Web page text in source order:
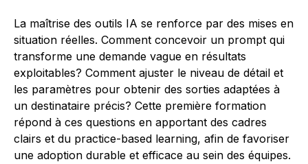
La maîtrise des outils IA se renforce par des mises en
situation réelles. Comment concevoir un prompt qui
transforme une demande vague en résultats
exploitables? Comment ajuster le niveau de détail et
les paramètres pour obtenir des sorties adaptées à
un destinataire précis? Cette première formation
répond à ces questions en apportant des cadres
clairs et du practice-based learning, afin de favoriser
une adoption durable et efficace au sein des équipes.